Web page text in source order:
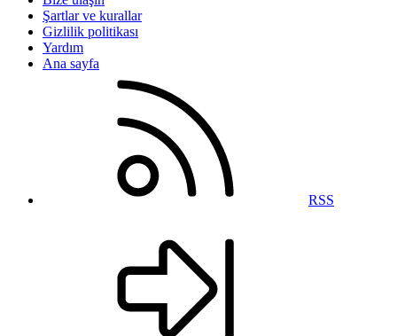
Şartlar ve kurallar
Gizlilik politikası
Yardım
Ana sayfa
RSS